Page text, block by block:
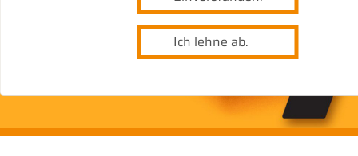
Ich lehne ab.